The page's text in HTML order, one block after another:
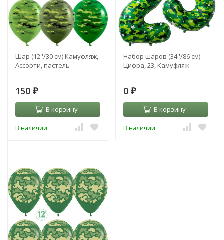
Шар (12''/30 см) Камуфляж,
Ассорти, пастель
150 ₽
В корзину
В наличии
Набор шаров (34''/86 см)
Цифра, 23, Камуфляж
0 ₽
В корзину
В наличии